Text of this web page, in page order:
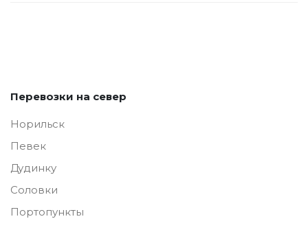
Перевозки на север
Норильск
Певек
Дудинку
Соловки
Портопункты